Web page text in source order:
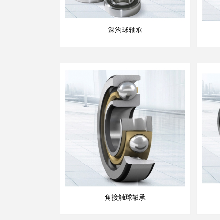
深沟球轴承
角接触球轴承